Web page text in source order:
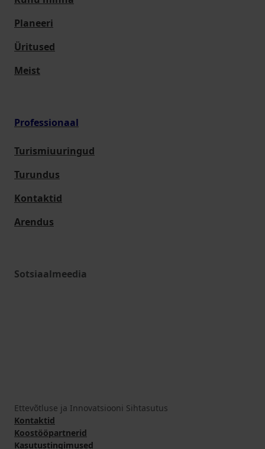
Planeeri
Üritused
Meist
Professionaal
Turismiuuringud
Turundus
Kontaktid
Arendus
Sotsiaalmeedia
Ettevõtluse ja Innovatsiooni Sihtasutus
Kontaktid
Koostööpartnerid
Kasutustingimused